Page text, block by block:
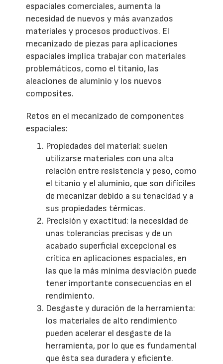
espaciales comerciales, aumenta la
necesidad de nuevos y más avanzados
materiales y procesos productivos. El
mecanizado de piezas para aplicaciones
espaciales implica trabajar con materiales
problemáticos, como el titanio, las
aleaciones de aluminio y los nuevos
composites.
Retos en el mecanizado de componentes
espaciales:
Propiedades del material: suelen
utilizarse materiales con una alta
relación entre resistencia y peso, como
el titanio y el aluminio, que son difíciles
de mecanizar debido a su tenacidad y a
sus propiedades térmicas.
Precisión y exactitud: la necesidad de
unas tolerancias precisas y de un
acabado superficial excepcional es
crítica en aplicaciones espaciales, en
las que la más mínima desviación puede
tener importante consecuencias en el
rendimiento.
Desgaste y duración de la herramienta:
los materiales de alto rendimiento
pueden acelerar el desgaste de la
herramienta, por lo que es fundamental
que ésta sea duradera y eficiente.